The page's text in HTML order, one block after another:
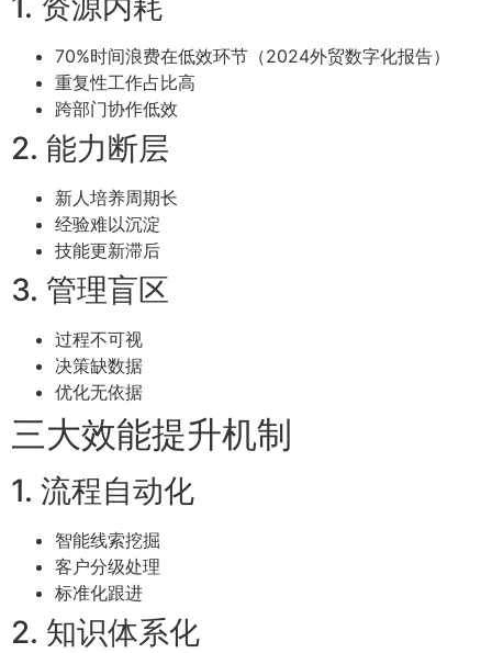
70%时间浪费在低效环节（2024外贸数字化报告）
重复性工作占比高
跨部门协作低效
2. 能力断层
新人培养周期长
经验难以沉淀
技能更新滞后
3. 管理盲区
过程不可视
决策缺数据
优化无依据
三大效能提升机制
1. 流程自动化
智能线索挖掘
客户分级处理
标准化跟进
2. 知识体系化